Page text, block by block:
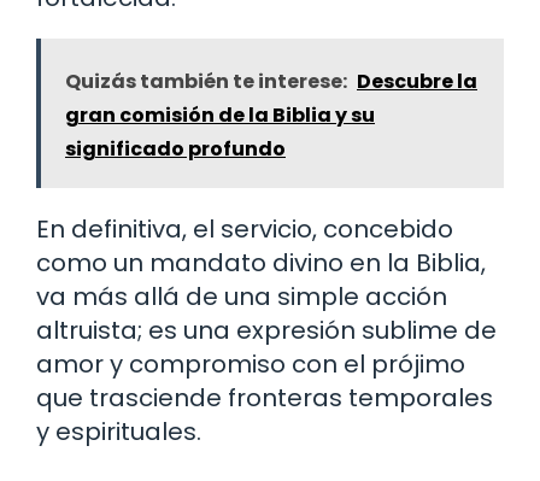
Quizás también te interese: Descubre la
gran comisión de la Biblia y su
significado profundo
En definitiva, el servicio, concebido
como un mandato divino en la Biblia,
va más allá de una simple acción
altruista; es una expresión sublime de
amor y compromiso con el prójimo
que trasciende fronteras temporales
y espirituales.